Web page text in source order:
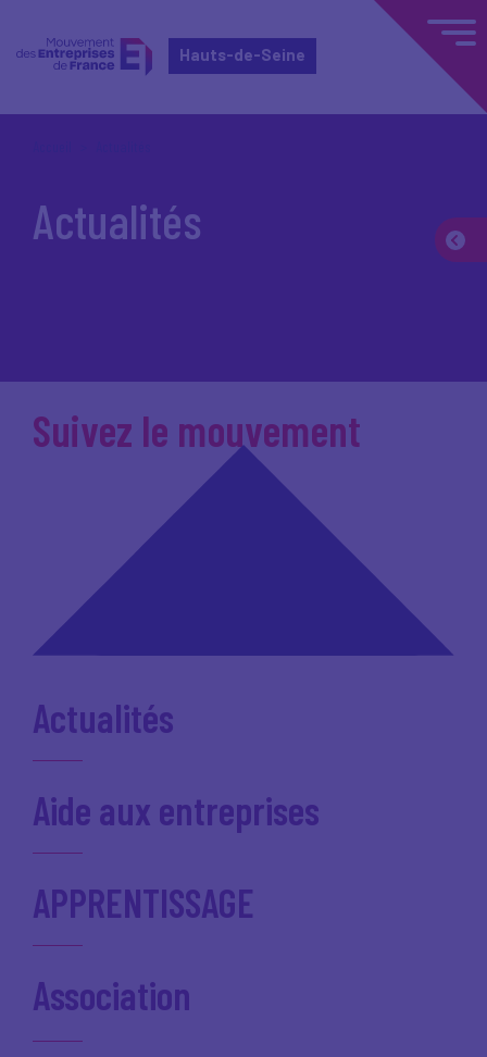
Hauts-de-Seine
Actualités
Suivez le mouvement
Actualités
Aide aux entreprises
APPRENTISSAGE
Association